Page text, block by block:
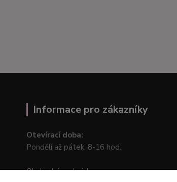
Informace pro zákazníky
Otevírací doba:
Pondělí až pátek: 8-16 hod.
Obchodní podmínky